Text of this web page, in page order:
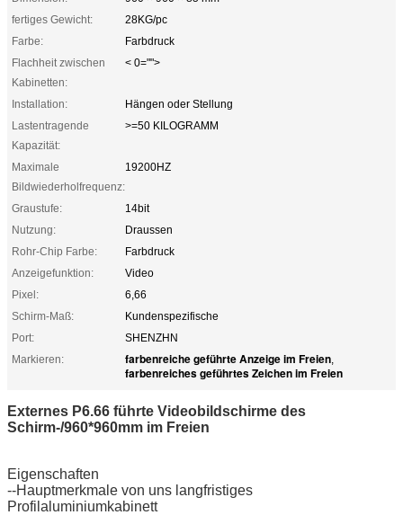
fertiges Gewicht:
28KG/pc
Farbe:
Farbdruck
Flachheit zwischen
Kabinetten:
< 0="">
Installation:
Hängen oder Stellung
Lastentragende
Kapazität:
>=50 KILOGRAMM
Maximale
Bildwiederholfrequenz:
19200HZ
Graustufe:
14bit
Nutzung:
Draussen
Rohr-Chip Farbe:
Farbdruck
Anzeigefunktion:
Video
Pixel:
6,66
Schirm-Maß:
Kundenspezifische
Port:
SHENZHN
Markieren:
farbenreiche geführte Anzeige im Freien,
farbenreiches geführtes Zeichen im Freien
Externes P6.66 führte Videobildschirme des
Schirm-/960*960mm im Freien
Eigenschaften
--Hauptmerkmale von uns langfristiges
Profilaluminiumkabinett